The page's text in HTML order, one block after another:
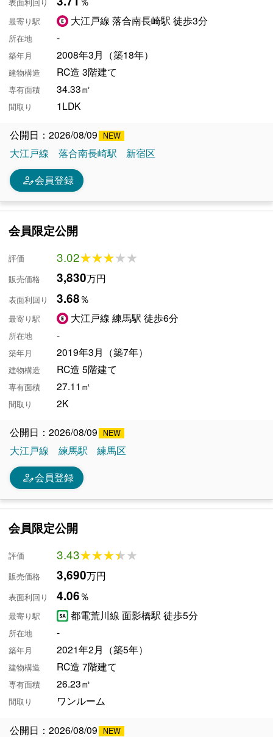
表面利回り
最寄り駅 大江戸線 落合南長崎駅 徒歩3分
所在地 -
築年月 2008年3月（築18年）
建物構造 RC造 3階建て
専有面積 34.33㎡
間取り 1LDK
公開日：2026/08/09
大江戸線
落合南長崎駅 新宿区
person_edit会員登録
会員限定公開
評価 3.02★★★★★
★★★★★
販売価格 3,830万円
表面利回り 3.68％
最寄り駅 大江戸線 練馬駅 徒歩6分
所在地 -
築年月 2019年3月（築7年）
建物構造 RC造 5階建て
専有面積 27.11㎡
間取り 2K
公開日：2026/08/09
大江戸線
練馬駅 練馬区
person_edit会員登録
会員限定公開
評価 3.43★★★★★
★★★★★
販売価格 3,690万円
表面利回り 4.06％
最寄り駅 都電荒川線 面影橋駅 徒歩5分
所在地 -
築年月 2021年2月（築5年）
建物構造 RC造 7階建て
専有面積 26.23㎡
間取り ワンルーム
公開日：2026/08/09